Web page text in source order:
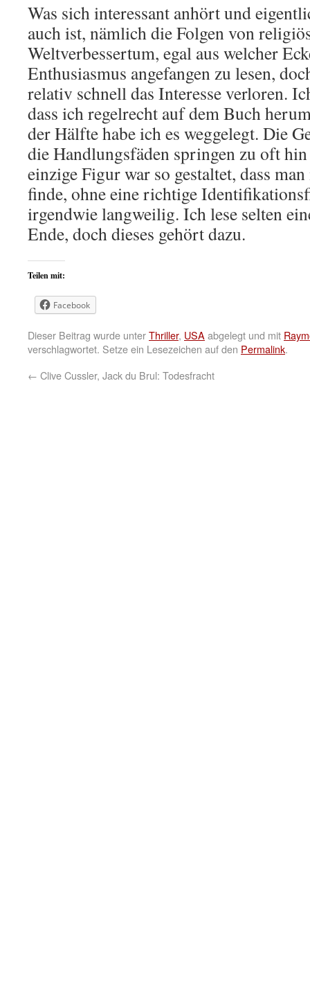
Was sich interessant anhört und
auch ist, nämlich die Folgen von
Weltverbessertum, egal aus welcher
Enthusiasmus angefangen zu lesen,
relativ schnell das Interesse verloren.
dass ich regelrecht auf dem Buch
der Hälfte habe ich es weggelegt. Die
die Handlungsfäden springen zu oft
einzige Figur war so gestaltet, dass
finde, ohne eine richtige
irgendwie langweilig. Ich lese selten
Ende, doch dieses gehört dazu.
Teilen mit:
Facebook
Dieser Beitrag wurde unterThriller, USA abgelegt und mit
verschlagwortet. Setze ein Lesezeichen auf den Permalink.
← Clive Cussler, Jack du Brul: Todesfracht